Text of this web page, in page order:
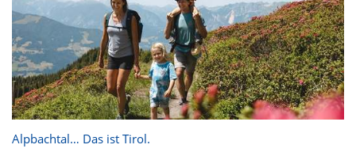
Alpbachtal… Das ist Tirol.